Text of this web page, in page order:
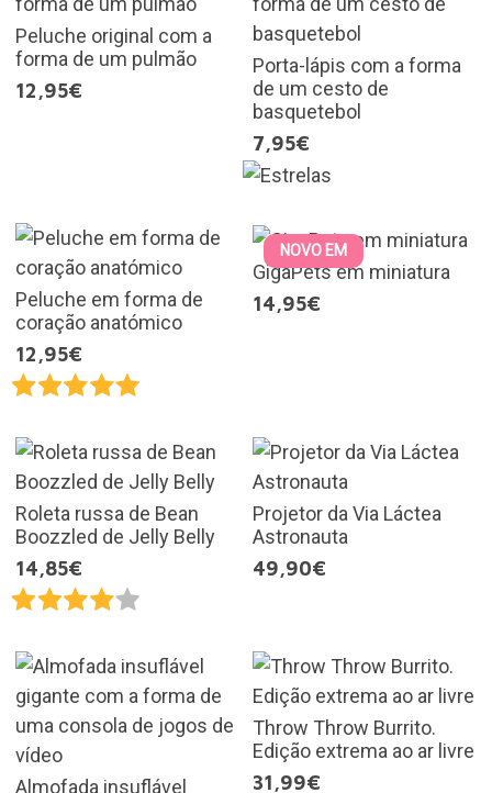
Peluche original com a
forma de um pulmão
12,95€
Porta-lápis com a forma
de um cesto de
basquetebol
7,95€
Peluche em forma de
coração anatómico
12,95€
NOVO EM
GigaPets em miniatura
14,95€
Roleta russa de Bean
Boozzled de Jelly Belly
14,85€
Projetor da Via Láctea
Astronauta
49,90€
Almofada insuflável
Throw Throw Burrito.
Edição extrema ao ar livre
31,99€